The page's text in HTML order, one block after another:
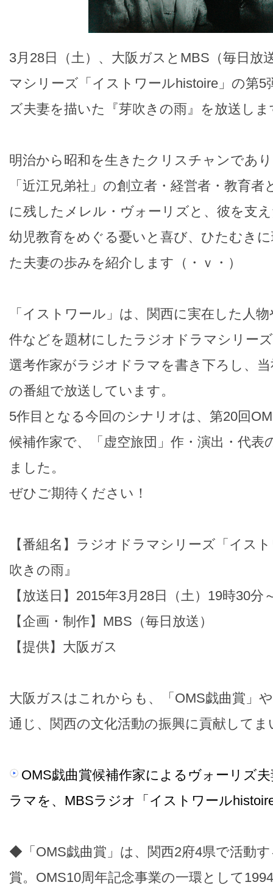
3月28日（土）、大阪ガスとMBS（毎日放
マシリーズ「イストワールhistoire」の第5
ズ夫妻を描いた『芽吹きの雨』を放送しま
明治から昭和を生きたクリスチャンであ
「近江兄弟社」の創立者・経営者・教育
に残したメレル・ヴォーリズと、彼を支
幼児教育をめぐる憂いと喜び、ひたむき
た夫妻の歩みを紹介します（・ｖ・）
「イストワール」は、関西に実在した人
件などを題材にしたラジオドラマシリー
選考作家がラジオドラマを書き下ろし、
の番組で放送しています。
5作目となる今回のシナリオは、第20回
候補作家で、「虚空旅団」作・演出・代表
ました。
ぜひご期待ください！
【番組名】ラジオドラマシリーズ「イス
吹きの雨』
【放送日】2015年3月28日（土）19時30分
【企画・制作】MBS（毎日放送）
【提供】大阪ガス
大阪ガスはこれからも、「OMS戯曲賞」
通じ、関西の文化活動の振興に貢献して
OMS戯曲賞候補作家によるヴォーリズ
ラマを、MBSラジオ「イストワール
◆「OMS戯曲賞」は、関西2府4県で活動
賞。OMS10周年記念事業の一環として